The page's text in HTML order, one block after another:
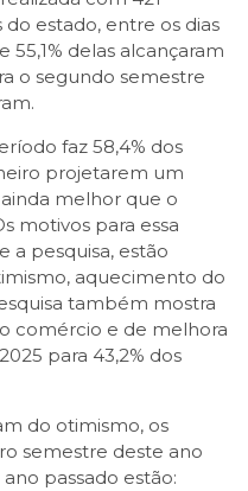
estado, entre os dias
delas alcançaram
o segundo semestre
faz 58,4% dos
projetarem um
melhor que o
motivos para essa
a pesquisa, estão
aquecimento do
também mostra
comércio e de melhora
para 43,2% dos
do otimismo, os
semestre deste ano
passado estão: